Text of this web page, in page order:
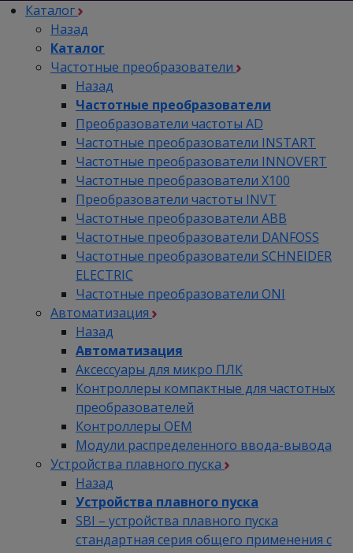
Каталог
Назад
Каталог
Частотные преобразователи
Назад
Частотные преобразователи
Преобразователи частоты AD
Частотные преобразователи INSTART
Частотные преобразователи INNOVERT
Частотные преобразователи Х100
Преобразователи частоты INVT
Частотные преобразователи ABB
Частотные преобразователи DANFOSS
Частотные преобразователи SCHNEIDER
ELECTRIC
Частотные преобразователи ONI
Автоматизация
Назад
Автоматизация
Аксессуары для микро ПЛК
Контроллеры компактные для частотных
преобразователей
Контроллеры ОЕМ
Модули распределенного ввода-вывода
Устройства плавного пуска
Назад
Устройства плавного пуска
SBI – устройства плавного пуска
стандартная серия общего применения с